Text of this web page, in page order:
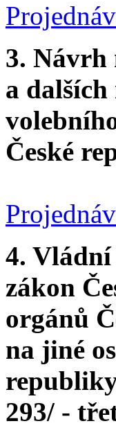
3. Návrh
a
České
4.
zákon
orgánů
na jiné
293/ -